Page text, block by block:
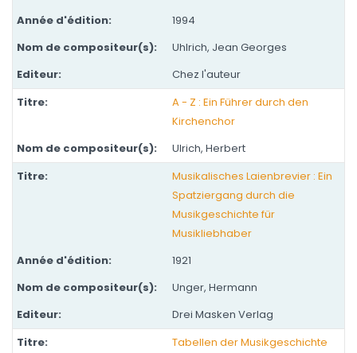
1994
Uhlrich, Jean Georges
Chez l'auteur
A - Z : Ein Führer durch den
Kirchenchor
Ulrich, Herbert
Musikalisches Laienbrevier : Ein
Spatziergang durch die
Musikgeschichte für
Musikliebhaber
1921
Unger, Hermann
Drei Masken Verlag
Tabellen der Musikgeschichte